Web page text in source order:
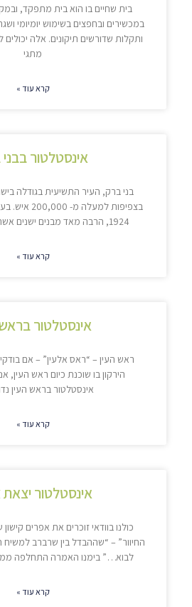
בית שחיים בו הוא בית מתפקד,
במכשירים ובחפצים בשימוש יומיומי
ותקלות שדורשים תיקונים. אלה יכולים
מתגי
קרא עוד »
אינסטלטור
בני ברק, העיר התשיעית בגודלה
בצפיפות
1924, הרבה מאד מבנים ישנים אשר סובלים מליקויים
קרא עוד »
אינסטלטור
ראש העין – “ראס אלעין” – אם
הירקון בו שוכנת כיום ראש העין,
אינסטלטור בראש העין
קרא עוד »
אינסטלטור
כולנו בוודאי זוכרים את אפרים
החיוור” – “שההבדל בין שרברב
לבוא…” בימנו האמרה התחלפה
קרא עוד »